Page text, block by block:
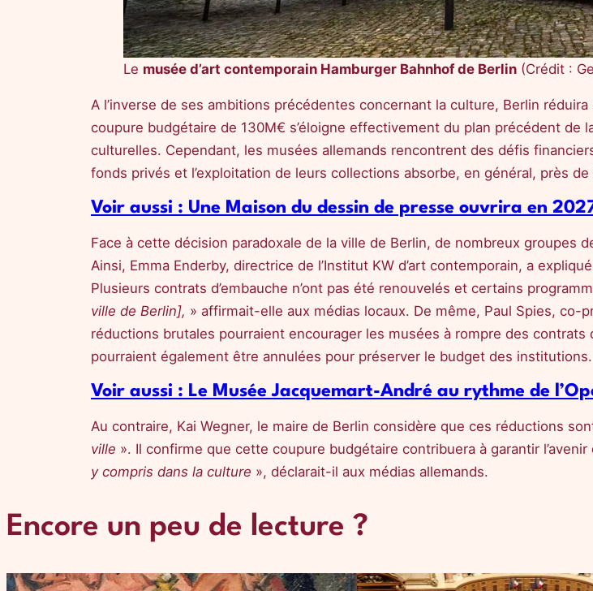
Le musée d’art contemporain Hamburger Bahnhof de Berlin (Crédit :
A l’inverse de ses ambitions précédentes concernant la culture, Berlin
coupure budgétaire de 130M€ s’éloigne effectivement du plan précédent
culturelles. Cependant, les musées allemands rencontrent des défis
fonds privés et l’exploitation de leurs collections absorbe, en général, près
Voir aussi : Une Maison du dessin de presse ouvrira en
Face à cette décision paradoxale de la ville de Berlin, de nombreux
Ainsi, Emma Enderby, directrice de l’Institut KW d’art contemporain, a
Plusieurs contrats d’embauche n’ont pas été renouvelés et certains
ville de Berlin], » affirmait-elle aux médias locaux. De même, Paul Spies, co-
réductions brutales pourraient encourager les musées à rompre des
pourraient également être annulées pour préserver le budget des institutions.
Voir aussi : Le Musée Jacquemart-André au rythme de
Au contraire, Kai Wegner, le maire de Berlin considère que ces réductions
ville ». Il confirme que cette coupure budgétaire contribuera à garantir l’avenir
y compris dans la culture », déclarait-il aux médias allemands.
Encore un peu de lecture ?